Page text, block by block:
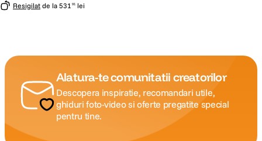
Resigilat de la 531 91 lei
Alatura-te comunitatii creatorilor
Descopera inspiratie, recomandari utile,
ghiduri foto-video si oferte pregatite special
pentru tine.